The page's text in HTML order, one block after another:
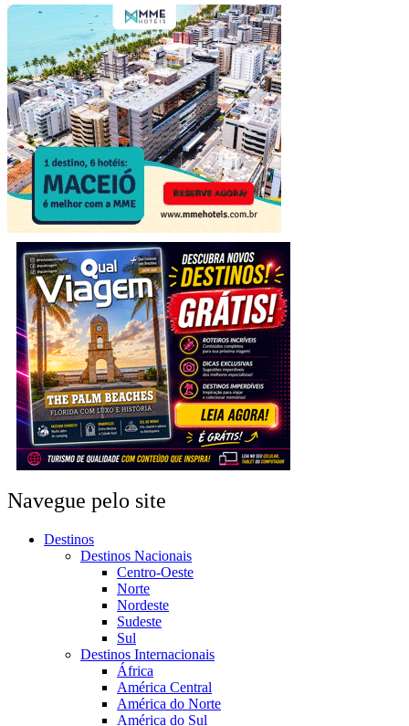
Navegue pelo site
Destinos
Destinos Nacionais
Centro-Oeste
Norte
Nordeste
Sudeste
Sul
Destinos Internacionais
África
América Central
América do Norte
América do Sul